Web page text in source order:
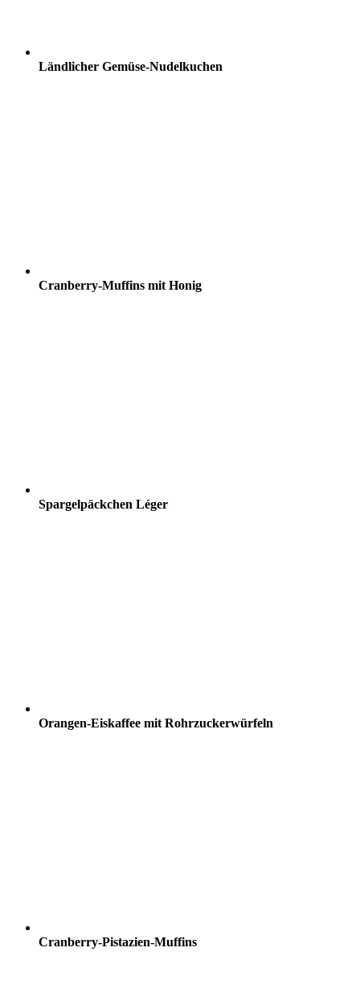
Ländlicher Gemüse-Nudelkuchen
Cranberry-Muffins mit Honig
Spargelpäckchen Léger
Orangen-Eiskaffee mit Rohrzuckerwürfeln
Cranberry-Pistazien-Muffins